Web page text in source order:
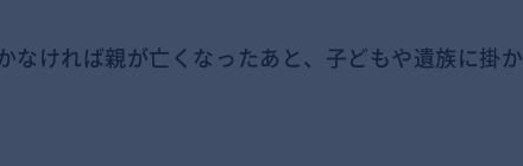
なければ親が亡くなったあと、子どもや遺族に掛か